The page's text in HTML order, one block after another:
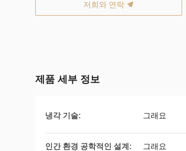
저희와 연락
제품 세부 정보
냉각 기술: 그래요
인간 환경 공학적인 설계: 그래요